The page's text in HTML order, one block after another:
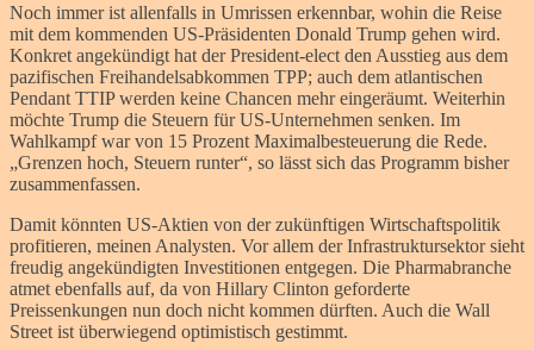
Noch immer ist allenfalls in Umrissen erkennbar, wohin die Reise
mit dem kommenden US-Präsidenten Donald Trump gehen wird.
Konkret angekündigt hat der President-elect den Ausstieg aus dem
pazifischen Freihandelsabkommen TPP; auch dem atlantischen
Pendant TTIP werden keine Chancen mehr eingeräumt. Weiterhin
möchte Trump die Steuern für US-Unternehmen senken. Im
Wahlkampf war von 15 Prozent Maximalbesteuerung die Rede.
„Grenzen hoch, Steuern runter“, so lässt sich das Programm bisher
zusammenfassen.
Damit könnten US-Aktien von der zukünftigen Wirtschaftspolitik
profitieren, meinen Analysten. Vor allem der Infrastruktursektor sieht
freudig angekündigten Investitionen entgegen. Die Pharmabranche
atmet ebenfalls auf, da von Hillary Clinton geforderte
Preissenkungen nun doch nicht kommen dürften. Auch die Wall
Street ist überwiegend optimistisch gestimmt.